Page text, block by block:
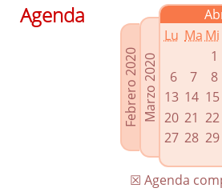
Grupos Políticos
Enlaces
Agenda de Presidencia
Plenos provinciales y Juntas de gobierno
Oficina de Proyectos Europeos
Febrero 2020Marzo 2020
Lu Ma Mi
1
6
7 8
13 14 15
20 21 22
27 28 29
☒ Agenda
Agenda